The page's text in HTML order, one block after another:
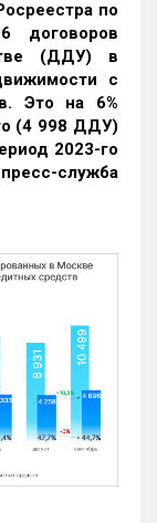
по
договоров
(ДДУ) в
с
Это на 6%
(4 998 ДДУ)
2023-го
служба